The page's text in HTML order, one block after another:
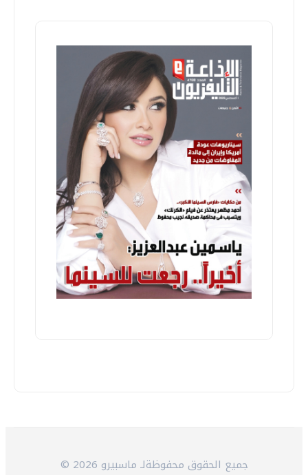
© 2026 جميع الحقوق محفوظةلـ ماسبيرو